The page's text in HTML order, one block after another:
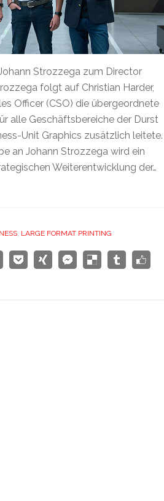
Strozzega zum Director
folgt auf Christian Harder,
Officer (CSO) die übergeordnete
alle Geschäftsbereiche der Durst
Unit Graphics zusätzlich leitete.
an Johann Strozzega wird ein
Weiterentwicklung der…
, LARGE FORMAT PRINTING